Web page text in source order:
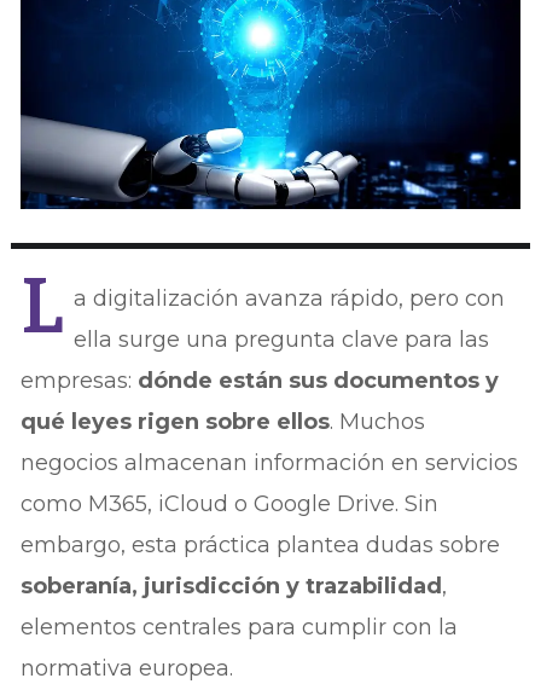
L a digitalización avanza rápido, pero con
ella surge una pregunta clave para las
empresas: dónde están sus documentos y
qué leyes rigen sobre ellos. Muchos
negocios almacenan información en servicios
como M365, iCloud o Google Drive. Sin
embargo, esta práctica plantea dudas sobre
soberanía, jurisdicción y trazabilidad ,
elementos centrales para cumplir con la
normativa europea.